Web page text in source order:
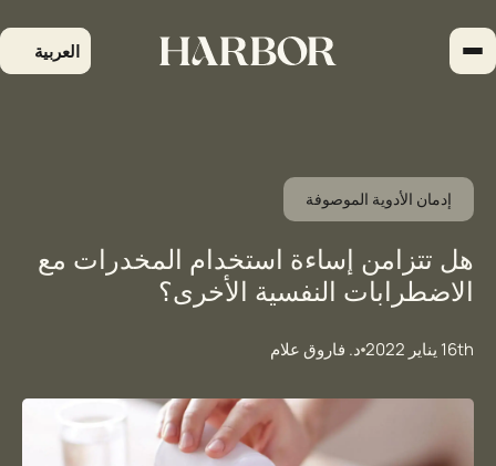
إلى
المحتوى
العربية
إدمان الأدوية الموصوفة
هل تتزامن إساءة استخدام المخدرات مع
الاضطرابات النفسية الأخرى؟
16th يناير 2022 د. فاروق علام